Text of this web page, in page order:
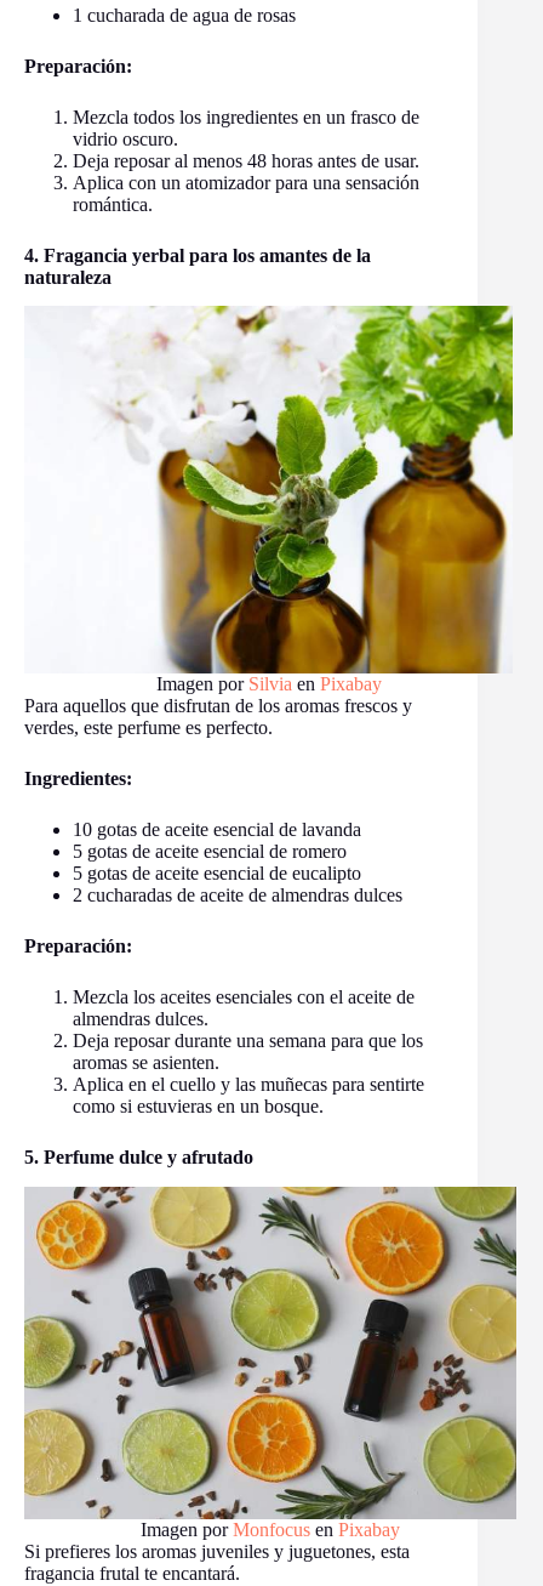
1 cucharada de agua de rosas
Preparación:
Mezcla todos los ingredientes en un frasco de
vidrio oscuro.
Deja reposar al menos 48 horas antes de usar.
Aplica con un atomizador para una sensación
romántica.
4. Fragancia yerbal para los amantes de la
naturaleza
Imagen por Silvia en Pixabay
Para aquellos que disfrutan de los aromas frescos y
verdes, este perfume es perfecto.
Ingredientes:
10 gotas de aceite esencial de lavanda
5 gotas de aceite esencial de romero
5 gotas de aceite esencial de eucalipto
2 cucharadas de aceite de almendras dulces
Preparación:
Mezcla los aceites esenciales con el aceite de
almendras dulces.
Deja reposar durante una semana para que los
aromas se asienten.
Aplica en el cuello y las muñecas para sentirte
como si estuvieras en un bosque.
5. Perfume dulce y afrutado
Imagen porMonfocus en Pixabay
Si prefieres los aromas juveniles y juguetones, esta
fragancia frutal te encantará.